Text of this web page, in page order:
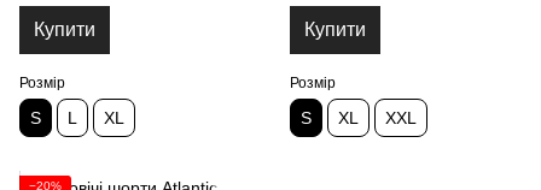
Купити
Розмір
S L XL
Купити
Розмір
S XL XXL
−20%